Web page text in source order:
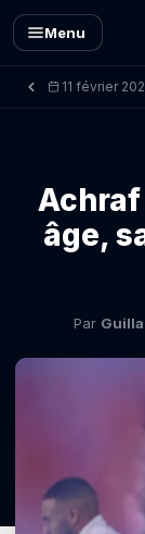
Menu
11 février
Achraf
âge,
Par